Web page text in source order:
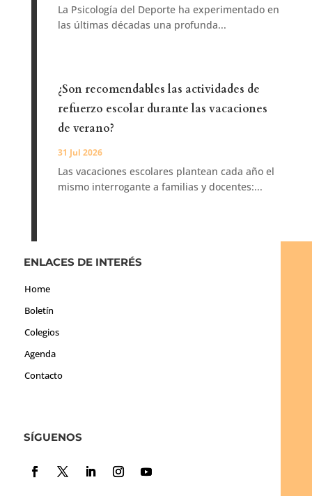
La Psicología del Deporte ha experimentado en
las últimas décadas una profunda...
¿Son recomendables las actividades de
refuerzo escolar durante las vacaciones
de verano?
31 Jul 2026
Las vacaciones escolares plantean cada año el
mismo interrogante a familias y docentes:...
ENLACES DE INTERÉS
Home
Boletín
Colegios
Agenda
Contacto
SÍGUENOS